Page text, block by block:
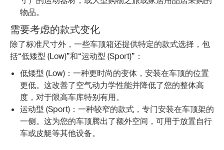
物品。
需要考虑的款式变化
除了标准尺寸外，一些车顶箱还提供特定的款式选择，包
括“低矮型 (Low)”和“运动型 (Sport)”：
低矮型 (Low)：一种更时尚的变体，安装在车顶的位置
更低。这改善了空气动力学性能并降低了您的整体高
度，对于限高车库特别有用。
运动型 (Sport)：一种较窄的款式，专门安装在车顶架的
一侧。这为您的车顶腾出了额外空间，可用于放置自行
车或皮艇等其他设备。